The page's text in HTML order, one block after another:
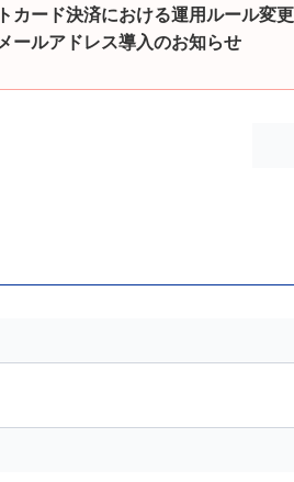
カード決済における運用ルール変
ールアドレス導入のお知らせ